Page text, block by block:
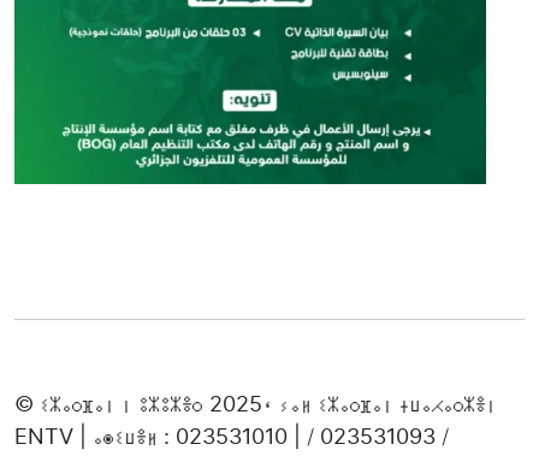
© ⵉⵣⴰⵔⴼⴰⵏ ⵏ ⵓⵣⵓⵣⴻⵔ 2025، ⵢⴰⵍ ⵉⵣⴰⵔⴼⴰⵏ ⵜⵡⴰⵃⴰⵔⵣⴻⵏ
ENTV | ⴰⵙⵉⵡⴻⵍ : 023531010 | / 023531093 /